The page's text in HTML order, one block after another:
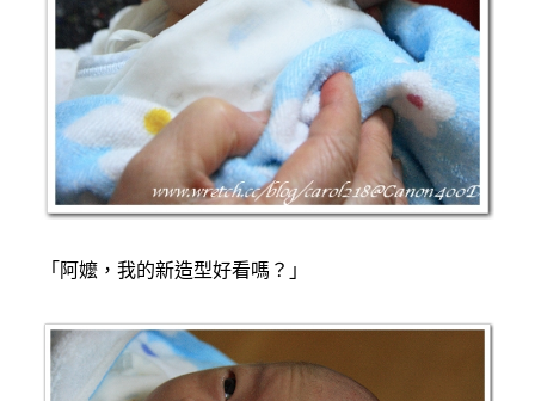
「阿嬤，我的新造型好看嗎？」